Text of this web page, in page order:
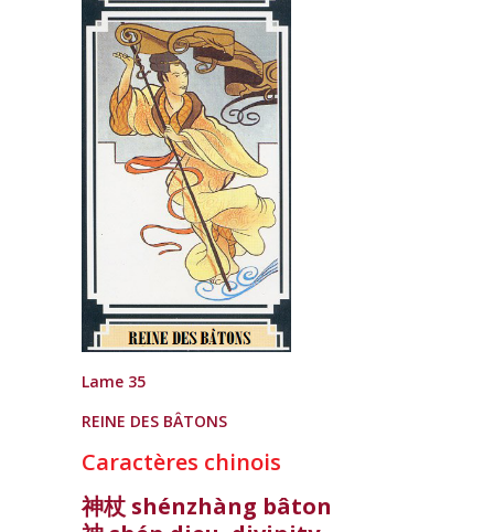
Lame 35
REINE DES BÂTONS
Caractères chinois
神杖 shénzhàng bâton